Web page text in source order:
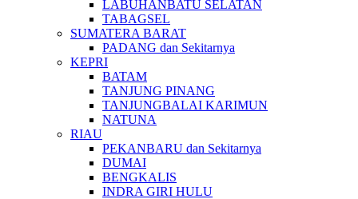
LABUHANBATU SELATAN
TABAGSEL
SUMATERA BARAT
PADANG dan Sekitarnya
KEPRI
BATAM
TANJUNG PINANG
TANJUNGBALAI KARIMUN
NATUNA
RIAU
PEKANBARU dan Sekitarnya
DUMAI
BENGKALIS
INDRA GIRI HULU